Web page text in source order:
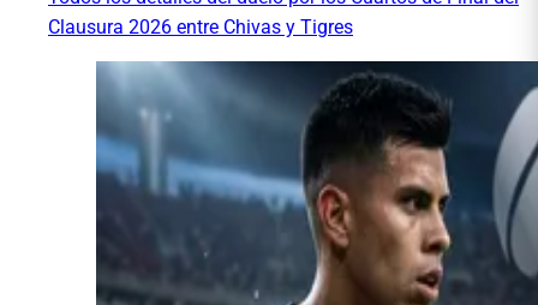
Clausura 2026 entre Chivas y Tigres